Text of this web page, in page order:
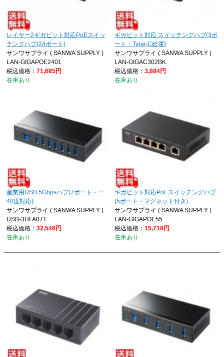
レイヤー2ギガビット対応PoEスイッ
チングハブ(24ポート)
サンワサプライ ( SANWA SUPPLY )
LAN-GIGAPOE2401
税込価格： 71,685円
在庫あり
ギガビット対応 スイッチングハブ(3ポ
ート・Type-C給電)
サンワサプライ ( SANWA SUPPLY )
LAN-GIGAC302BK
税込価格： 3,884円
在庫あり
産業用USB 5Gbpsハブ(7ポート・ー
40度対応)
サンワサプライ ( SANWA SUPPLY )
USB-3HFA07T
税込価格： 32,546円
在庫あり
ギガビット対応PoEスイッチングハブ
(5ポート・マグネット付き)
サンワサプライ ( SANWA SUPPLY )
LAN-GIGAPOE55
税込価格： 15,718円
在庫あり